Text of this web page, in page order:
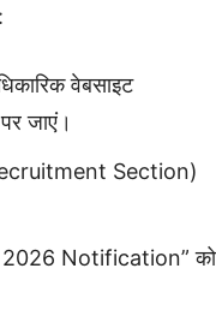
वेबसाइट
पर जाएं।
Section)
Notification” को